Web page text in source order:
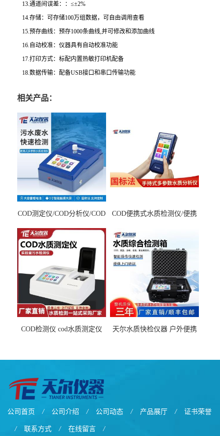
13.通道间误差：： ≤±2%
14.存储：可存储100万组数据，可自由调用查看
15.预存曲线：预存1000条曲线,并可修改和添加曲线
16.自动校准：仪器具有自动校准功能
17.打印方式：标配内置热敏打印机配备
18.数据传输：配备USB接口和串口传输功能
相关产品：
COD测定仪/COD分析仪/COD
COD便携式水质检测仪/便携
COD检测仪 cod水质测定仪
天尔水质快检仪器 户外便携
公司首页 / 公司介绍 / 公司动态 / 产品展厅 / 证书荣誉
/ 联系方式 / 在线留言 /